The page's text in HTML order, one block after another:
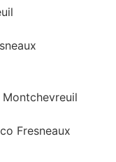
Fresneaux